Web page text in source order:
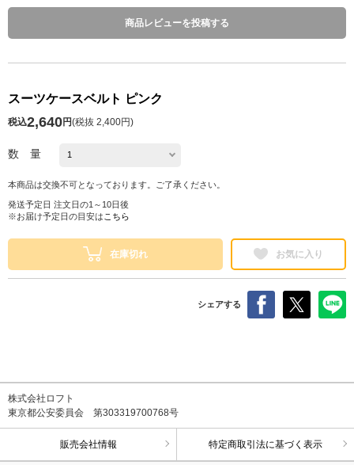
商品レビューを投稿する
スーツケースベルト ピンク
税込2,640円(税抜 2,400円)
数 量
本商品は交換不可となっております。ご了承ください。
発送予定日 注文日の1～10日後
※お届け予定日の目安は こちら
在庫切れ お気に入り
シェアする
株式会社ロフト
東京都公安委員会 第303319700768号
販売会社情報 特定商取引法に基づく表示